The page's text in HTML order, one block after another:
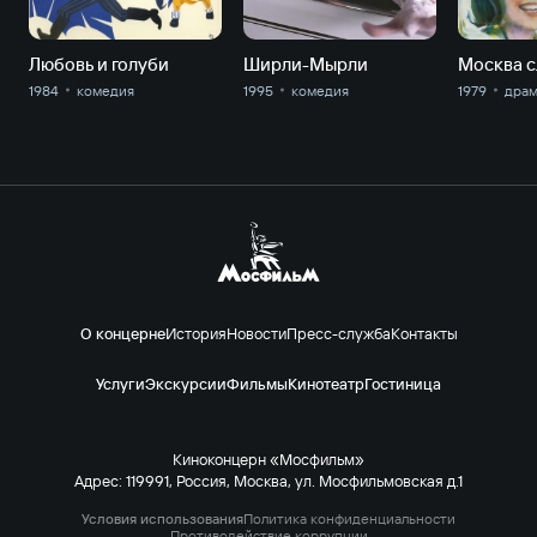
Любовь и голуби
1984 комедия
Ширли-Мырли
1995 комедия 1979
О концернеИсторияНовостиПресс-службаКонтакты
УслугиЭкскурсииФильмыКинотеатрГостиница
Киноконцерн «Мосфильм»
Адрес: 119991, Россия, Москва, ул. Мосфильмовская д.1
Условия использованияПолитика конфиденциальности